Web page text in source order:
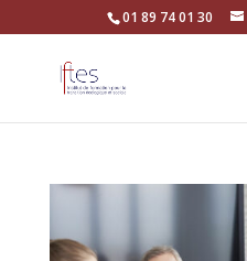
01 89 74 01 30